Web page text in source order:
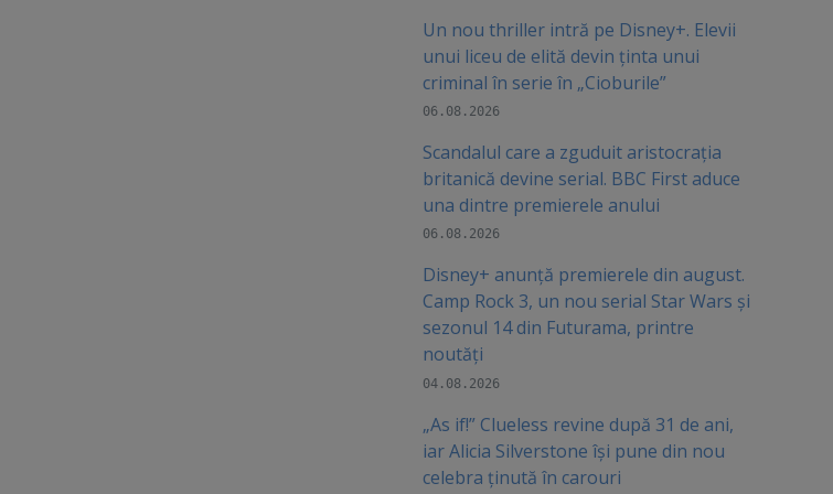
Un nou thriller intră pe Disney+. Elevii
unui liceu de elită devin ținta unui
criminal în serie în „Cioburile”
06.08.2026
Scandalul care a zguduit aristocrația
britanică devine serial. BBC First aduce
una dintre premierele anului
06.08.2026
Disney+ anunță premierele din august.
Camp Rock 3, un nou serial Star Wars și
sezonul 14 din Futurama, printre
noutăți
04.08.2026
„As if!” Clueless revine după 31 de ani,
iar Alicia Silverstone își pune din nou
celebra ținută în carouri